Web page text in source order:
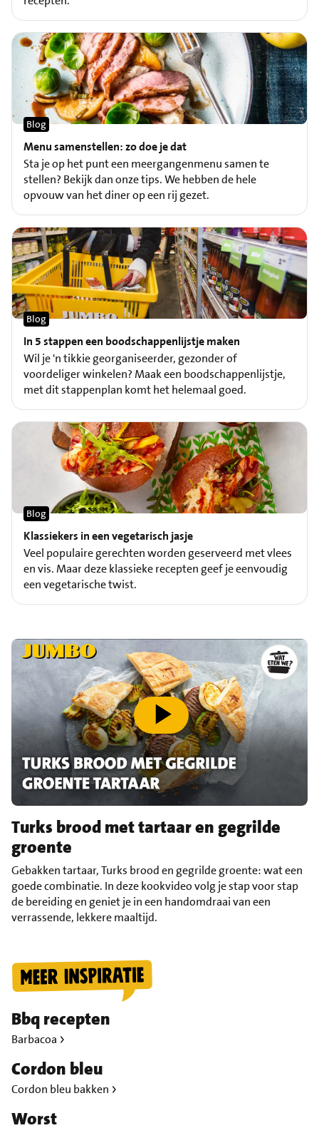
Menu samenstellen: zo doe je dat
Blog
Sta je op het punt een meergangenmenu samen te
stellen? Bekijk dan onze tips. We hebben de hele
opvouw van het diner op een rij gezet.
In 5 stappen een boodschappenlijstje maken
Blog
Wil je 'n tikkie georganiseerder, gezonder of
voordeliger winkelen? Maak een boodschappenlijstje,
met dit stappenplan komt het helemaal goed.
Klassiekers in een vegetarisch jasje
Blog
Veel populaire gerechten worden geserveerd met vlees
en vis. Maar deze klassieke recepten geef je eenvoudig
een vegetarische twist.
speel video af
Turks brood met tartaar en gegrilde
groente
Gebakken tartaar, Turks brood en gegrilde groente: wat een
goede combinatie. In deze kookvideo volg je stap voor stap
de bereiding en geniet je in een handomdraai van een
verrassende, lekkere maaltijd.
Bbq recepten
Barbacoa
Cordon bleu
Cordon bleu bakken
Worst